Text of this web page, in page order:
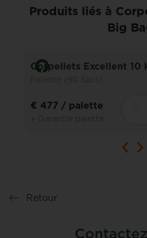
Produits liés à
Big
Corpellets Excellent 10
€ 477 / palette
Retour